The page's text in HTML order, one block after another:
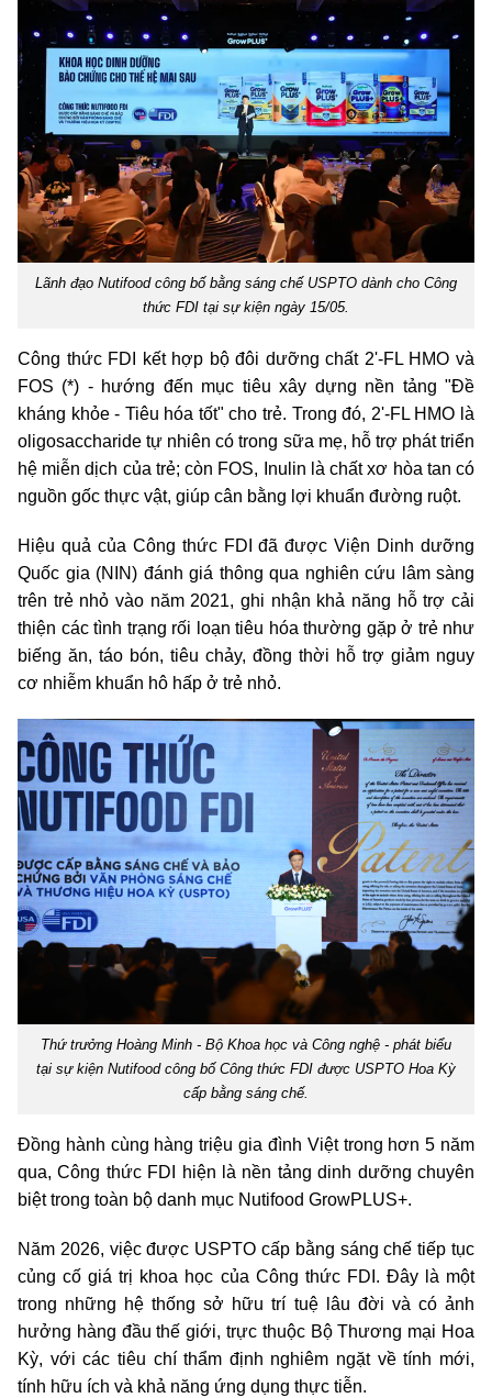
Lãnh đạo Nutifood công bố bằng sáng chế USPTO dành cho Công
thức FDI tại sự kiện ngày 15/05.
Công thức FDI kết hợp bộ đôi dưỡng chất 2'-FL HMO và
FOS (*) - hướng đến mục tiêu xây dựng nền tảng "Đề
kháng khỏe - Tiêu hóa tốt" cho trẻ. Trong đó, 2'-FL HMO là
oligosaccharide tự nhiên có trong sữa mẹ, hỗ trợ phát triển
hệ miễn dịch của trẻ; còn FOS, Inulin là chất xơ hòa tan có
nguồn gốc thực vật, giúp cân bằng lợi khuẩn đường ruột.
Hiệu quả của Công thức FDI đã được Viện Dinh dưỡng
Quốc gia (NIN) đánh giá thông qua nghiên cứu lâm sàng
trên trẻ nhỏ vào năm 2021, ghi nhận khả năng hỗ trợ cải
thiện các tình trạng rối loạn tiêu hóa thường gặp ở trẻ như
biếng ăn, táo bón, tiêu chảy, đồng thời hỗ trợ giảm nguy
cơ nhiễm khuẩn hô hấp ở trẻ nhỏ.
Thứ trưởng Hoàng Minh - Bộ Khoa học và Công nghệ - phát biểu
tại sự kiện Nutifood công bố Công thức FDI được USPTO Hoa Kỳ
cấp bằng sáng chế.
Đồng hành cùng hàng triệu gia đình Việt trong hơn 5 năm
qua, Công thức FDI hiện là nền tảng dinh dưỡng chuyên
biệt trong toàn bộ danh mục Nutifood GrowPLUS+.
Năm 2026, việc được USPTO cấp bằng sáng chế tiếp tục
củng cố giá trị khoa học của Công thức FDI. Đây là một
trong những hệ thống sở hữu trí tuệ lâu đời và có ảnh
hưởng hàng đầu thế giới, trực thuộc Bộ Thương mại Hoa
Kỳ, với các tiêu chí thẩm định nghiêm ngặt về tính mới,
tính hữu ích và khả năng ứng dụng thực tiễn.